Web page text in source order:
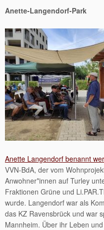
Anette-Langendorf-Park
Anette Langendorf benannt
VVN-BdA, der vom
Anwohner*innen auf Turley
Fraktionen Grüne und
wurde. Langendorf war als
das KZ Ravensbrück und war
Mannheim. Über ihr Leben